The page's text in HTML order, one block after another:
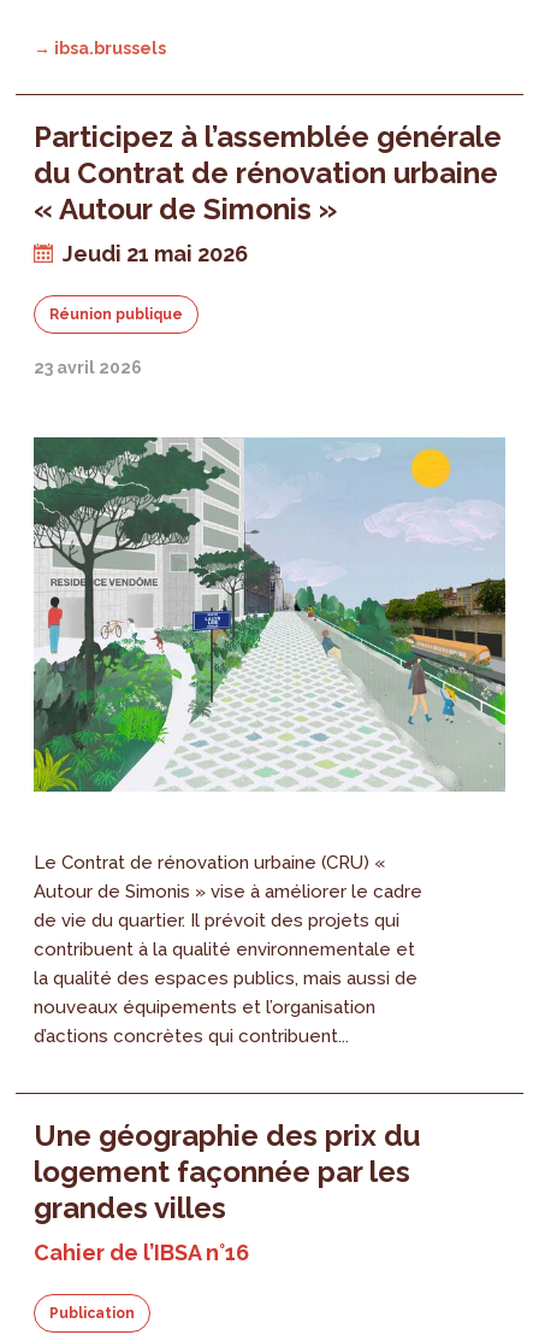
→ ibsa.brussels
Participez à l’assemblée générale
du Contrat de rénovation urbaine
« Autour de Simonis »
Jeudi 21 mai 2026
Réunion publique
23 avril 2026
Le Contrat de rénovation urbaine (CRU) «
Autour de Simonis » vise à améliorer le cadre
de vie du quartier. Il prévoit des projets qui
contribuent à la qualité environnementale et
la qualité des espaces publics, mais aussi de
nouveaux équipements et l’organisation
d’actions concrètes qui contribuent...
Une géographie des prix du
logement façonnée par les
grandes villes
Cahier de l’IBSA n°16
Publication